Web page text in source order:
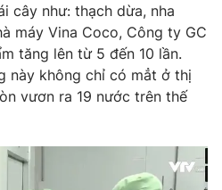
cây như: thạch dừa, nha
máy Vina Coco, Công ty GC
tăng lên từ 5 đến 10 lần.
này không chỉ có mẳt ở thị
vươn ra 19 nước trên thế